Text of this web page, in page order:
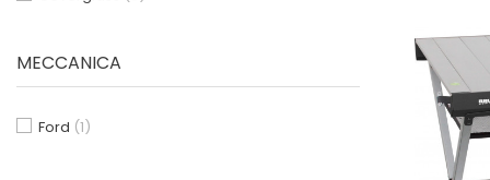
MECCANICA
Ford (1)